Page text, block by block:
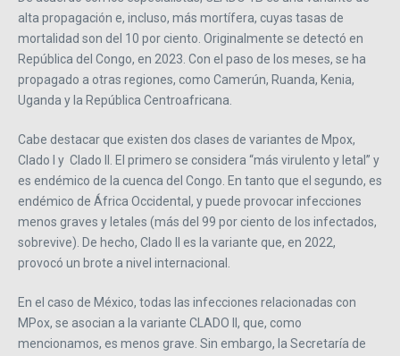
alta propagación e, incluso, más mortífera, cuyas tasas de
mortalidad son del 10 por ciento. Originalmente se detectó en
República del Congo, en 2023. Con el paso de los meses, se ha
propagado a otras regiones, como Camerún, Ruanda, Kenia,
Uganda y la República Centroafricana.
Cabe destacar que existen dos clases de variantes de Mpox,
Clado I y Clado II. El primero se considera “más virulento y letal” y
es endémico de la cuenca del Congo. En tanto que el segundo, es
endémico de África Occidental, y puede provocar infecciones
menos graves y letales (más del 99 por ciento de los infectados,
sobrevive). De hecho, Clado II es la variante que, en 2022,
provocó un brote a nivel internacional.
En el caso de México, todas las infecciones relacionadas con
MPox, se asocian a la variante CLADO II, que, como
mencionamos, es menos grave. Sin embargo, la Secretaría de